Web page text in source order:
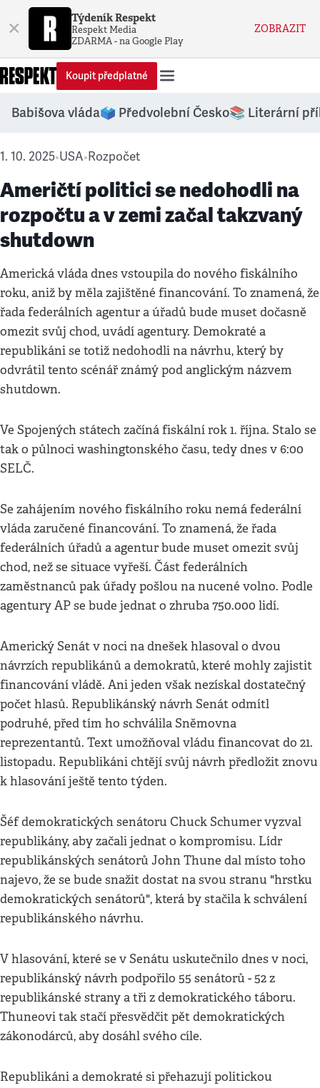
× Týdeník Respekt
Respekt Media
ZDARMA - na Google Play
ZOBRAZIT
Koupit předplatné
Babišova vláda🗳️ Předvolební Česko📚 Literární
1. 10. 2025•USA• Rozpočet
Američtí politici se nedohodli na
rozpočtu a v zemi začal takzvaný
shutdown
Americká vláda dnes vstoupila do nového fiskálního
roku, aniž by měla zajištěné financování. To znamená, že
řada federálních agentur a úřadů bude muset dočasně
omezit svůj chod, uvádí agentury. Demokraté a
republikáni se totiž nedohodli na návrhu, který by
odvrátil tento scénář známý pod anglickým názvem
shutdown.
Ve Spojených státech začíná fiskální rok 1. října. Stalo se
tak o půlnoci washingtonského času, tedy dnes v 6:00
SELČ.
Se zahájením nového fiskálního roku nemá federální
vláda zaručené financování. To znamená, že řada
federálních úřadů a agentur bude muset omezit svůj
chod, než se situace vyřeší. Část federálních
zaměstnanců pak úřady pošlou na nucené volno. Podle
agentury AP se bude jednat o zhruba 750.000 lidí.
Americký Senát v noci na dnešek hlasoval o dvou
návrzích republikánů a demokratů, které mohly zajistit
financování vládě. Ani jeden však nezískal dostatečný
počet hlasů. Republikánský návrh Senát odmítl
podruhé, před tím ho schválila Sněmovna
reprezentantů. Text umožňoval vládu financovat do 21.
listopadu. Republikáni chtějí svůj návrh předložit znovu
k hlasování ještě tento týden.
Šéf demokratických senátoru Chuck Schumer vyzval
republikány, aby začali jednat o kompromisu. Lídr
republikánských senátorů John Thune dal místo toho
najevo, že se bude snažit dostat na svou stranu "hrstku
demokratických senátorů", která by stačila k schválení
republikánského návrhu.
V hlasování, které se v Senátu uskutečnilo dnes v noci,
republikánský návrh podpořilo 55 senátorů - 52 z
republikánské strany a tři z demokratického táboru.
Thuneovi tak stačí přesvědčit pět demokratických
zákonodárců, aby dosáhl svého cíle.
Republikáni a demokraté si přehazují politickou